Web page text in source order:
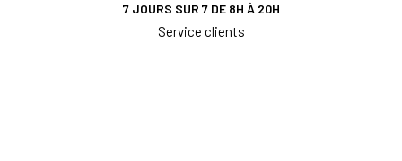
7 JOURS SUR 7 DE 8H À 20H
Service clients